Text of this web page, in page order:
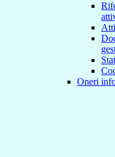
Oneri